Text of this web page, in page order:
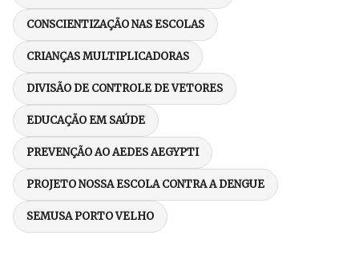
CONSCIENTIZAÇÃO NAS ESCOLAS
CRIANÇAS MULTIPLICADORAS
DIVISÃO DE CONTROLE DE VETORES
EDUCAÇÃO EM SAÚDE
PREVENÇÃO AO AEDES AEGYPTI
PROJETO NOSSA ESCOLA CONTRA A DENGUE
SEMUSA PORTO VELHO